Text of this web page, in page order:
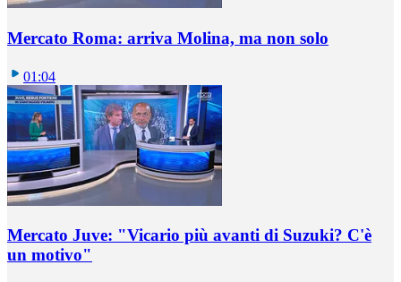
Mercato Roma: arriva Molina, ma non solo
01:04
Mercato Juve: "Vicario più avanti di Suzuki? C'è
un motivo"